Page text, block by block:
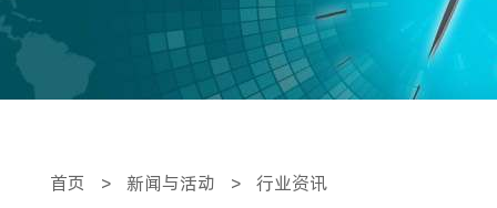
首页 > 新闻与活动 > 行业资讯